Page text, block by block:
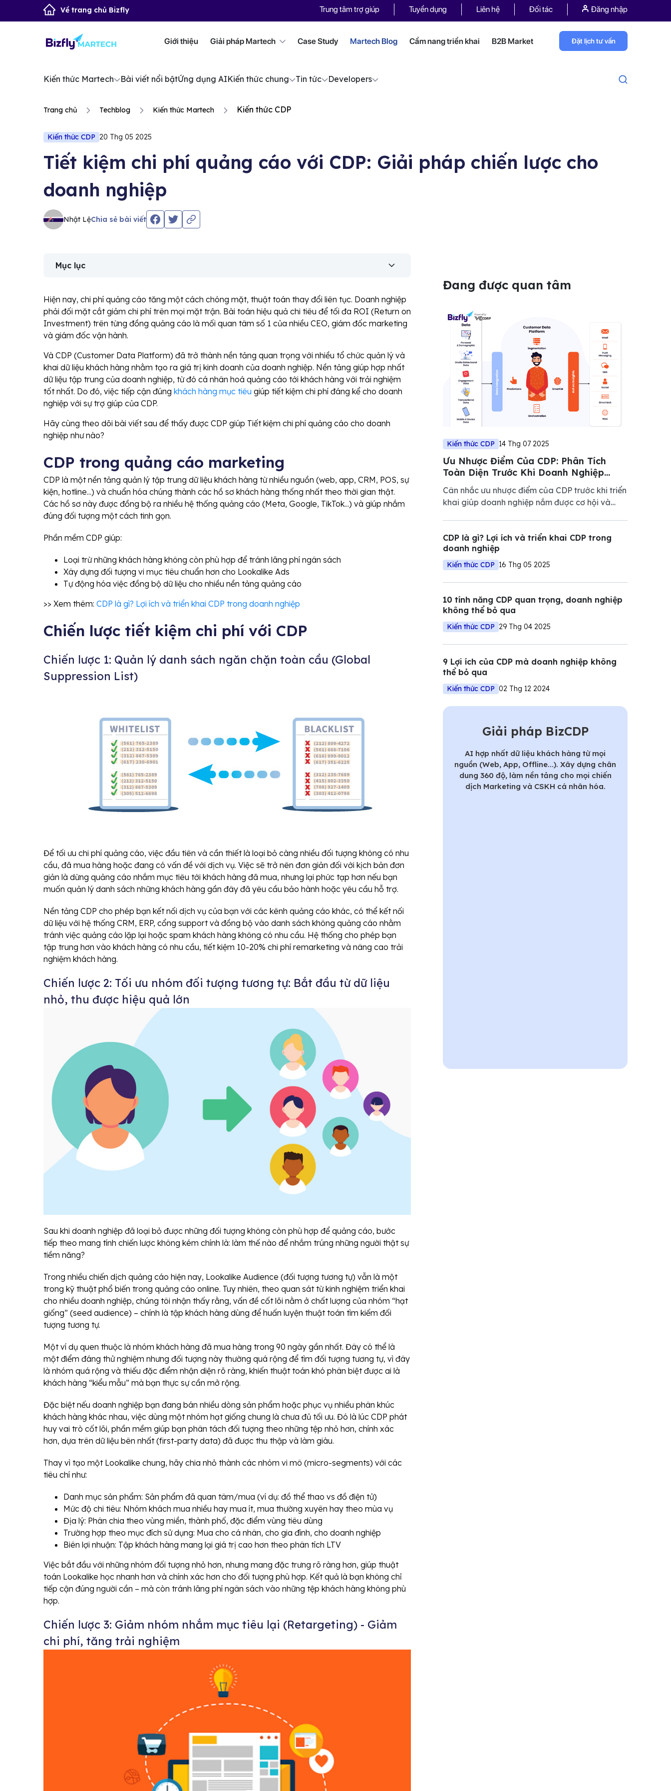
Về trang chủ Bizfly Trung tâm trợ giúp Tuyển dụng Liên hệ Đối tác Đăng nhập
Giới thiệu Giải pháp Martech Case Study Martech Blog Cẩm nang triển khai B2B Market Đặt lịch tư vấn
Kiến thức Martech Bài viết nổi bậtỨng dụng AIKiến thức chung Tin tức Developers
Trang chủ Techblog Kiến thức Martech Kiến thức CDP
Kiến thức CDP 20 Thg 05 2025
Tiết kiệm chi phí quảng cáo với CDP: Giải pháp chiến lược cho
doanh nghiệp
Nhật LệChia sẻ bài viết
Mục lục
Hiện nay, chi phí quảng cáo tăng một cách chóng mặt, thuật toán thay đổi liên tục. Doanh nghiệp
phải đối mặt cắt giảm chi phí trên mọi mặt trận. Bài toán hiệu quả chi tiêu để tối đa ROI (Return on
Investment) trên từng đồng quảng cáo là mối quan tâm số 1 của nhiều CEO, giám đốc marketing
và giám đốc vận hành.
Và CDP (Customer Data Platform) đã trở thành nền tảng quan trọng với nhiều tổ chức quản lý và
khai dữ liệu khách hàng nhằm tạo ra giá trị kinh doanh của doanh nghiệp. Nền tảng giúp hợp nhất
dữ liệu tập trung của doanh nghiệp, từ đó cá nhân hoá quảng cáo tới khách hàng với trải nghiệm
tốt nhất. Do đó, việc tiếp cận đúng khách hàng mục tiêu giúp tiết kiệm chi phí đáng kể cho doanh
nghiệp với sự trợ giúp của CDP.
Hãy cùng theo dõi bài viết sau để thấy được CDP giúp Tiết kiệm chi phí quảng cáo cho doanh
nghiệp như nào?
CDP trong quảng cáo marketing
CDP là một nền tảng quản lý tập trung dữ liệu khách hàng từ nhiều nguồn (web, app, CRM, POS, sự
kiện, hotline...) và chuẩn hóa chúng thành các hồ sơ khách hàng thống nhất theo thời gian thật.
Các hồ sơ này được đồng bộ ra nhiều hệ thống quảng cáo (Meta, Google, TikTok...) và giúp nhắm
đúng đối tượng một cách tinh gọn.
Phần mềm CDP giúp:
Loại trừ những khách hàng không còn phù hợp để tránh lãng phí ngân sách
Xây dựng đối tượng vi mục tiêu chuẩn hơn cho Lookalike Ads
Tự động hóa việc đồng bộ dữ liệu cho nhiều nền tảng quảng cáo
>> Xem thêm: CDP là gì? Lợi ích và triển khai CDP trong doanh nghiệp
Chiến lược tiết kiệm chi phí với CDP
Chiến lược 1: Quản lý danh sách ngăn chặn toàn cầu (Global
Suppression List)
Để tối ưu chi phí quảng cáo, việc đầu tiên và cần thiết là loại bỏ càng nhiều đối tượng không có nhu
cầu, đã mua hàng hoặc đang có vấn đề với dịch vụ. Việc sẽ trở nên đơn giản đối với kịch bản đơn
giản là dừng quảng cáo nhắm mục tiêu tới khách hàng đã mua, nhưng lại phức tạp hơn nếu bạn
muốn quản lý danh sách những khách hàng gần đây đã yêu cầu bảo hành hoặc yêu cầu hỗ trợ.
Nền tảng CDP cho phép bạn kết nối dịch vụ của bạn với các kênh quảng cáo khác, có thể kết nối
dữ liệu với hệ thống CRM, ERP, cổng support và đồng bộ vào danh sách không quảng cáo nhằm
tránh việc quảng cáo lặp lại hoặc spam khách hàng không có nhu cầu. Hệ thống cho phép bạn
tập trung hơn vào khách hàng có nhu cầu, tiết kiệm 10-20% chi phí remarketing và nâng cao trải
nghiệm khách hàng.
Chiến lược 2: Tối ưu nhóm đối tượng tương tự: Bắt đầu từ dữ liệu
nhỏ, thu được hiệu quả lớn
Sau khi doanh nghiệp đã loại bỏ được những đối tượng không còn phù hợp để quảng cáo, bước
tiếp theo mang tính chiến lược không kém chính là: làm thế nào để nhắm trúng những người thật sự
tiềm năng?
Trong nhiều chiến dịch quảng cáo hiện nay, Lookalike Audience (đối tượng tương tự) vẫn là một
trong kỹ thuật phổ biến trong quảng cáo online. Tuy nhiên, theo quan sát từ kinh nghiệm triển khai
cho nhiều doanh nghiệp, chúng tôi nhận thấy rằng, vấn đề cốt lõi nằm ở chất lượng của nhóm “hạt
giống” (seed audience) – chính là tập khách hàng dùng để huấn luyện thuật toán tìm kiếm đối
tượng tương tự.
Một ví dụ quen thuộc là nhóm khách hàng đã mua hàng trong 90 ngày gần nhất. Đây có thể là
một điểm đáng thử nghiệm nhưng đối tượng này thường quá rộng để tìm đối tượng tương tự, vì đây
là nhóm quá rộng và thiếu đặc điểm nhận diện rõ ràng, khiến thuật toán khó phân biệt được ai là
khách hàng “kiểu mẫu” mà bạn thực sự cần mở rộng.
Đặc biệt nếu doanh nghiệp bạn đang bán nhiều dòng sản phẩm hoặc phục vụ nhiều phân khúc
khách hàng khác nhau, việc dùng một nhóm hạt giống chung là chưa đủ tối ưu. Đó là lúc CDP phát
huy vai trò cốt lõi, phần mềm giúp bạn phân tách đối tượng theo những tệp nhỏ hơn, chính xác
hơn, dựa trên dữ liệu bên nhất (first-party data) đã được thu thập và làm giàu.
Thay vì tạo một Lookalike chung, hãy chia nhỏ thành các nhóm vi mô (micro-segments) với các
tiêu chí như:
Danh mục sản phẩm: Sản phẩm đã quan tâm/mua (ví dụ: đồ thể thao vs đồ điện tử)
Mức độ chi tiêu: Nhóm khách mua nhiều hay mua ít, mua thường xuyên hay theo mùa vụ
Địa lý: Phân chia theo vùng miền, thành phố, đặc điểm vùng tiêu dùng
Trường hợp theo mục đích sử dụng: Mua cho cá nhân, cho gia đình, cho doanh nghiệp
Biên lợi nhuận: Tập khách hàng mang lại giá trị cao hơn theo phân tích LTV
Việc bắt đầu với những nhóm đối tượng nhỏ hơn, nhưng mang đặc trưng rõ ràng hơn, giúp thuật
toán Lookalike học nhanh hơn và chính xác hơn cho đối tượng phù hợp. Kết quả là bạn không chỉ
tiếp cận đúng người cần – mà còn tránh lãng phí ngân sách vào những tệp khách hàng không phù
hợp.
Chiến lược 3: Giảm nhóm nhắm mục tiêu lại (Retargeting) - Giảm
chi phí, tăng trải nghiệm
Đang được quan tâm
Kiến thức CDP 14 Thg 07 2025
Ưu Nhược Điểm Của CDP: Phân Tích
Toàn Diện Trước Khi Doanh Nghiệp
triển khai
Cân nhắc ưu nhược điểm của CDP trước khi triển
khai giúp doanh nghiệp nắm được cơ hội và
CDP là gì? Lợi ích và triển khai CDP trong
doanh nghiệp
Kiến thức CDP 16 Thg 05 2025
10 tính năng CDP quan trọng, doanh nghiệp
không thể bỏ qua
Kiến thức CDP 29 Thg 04 2025
9 Lợi ích của CDP mà doanh nghiệp không
thể bỏ qua
Kiến thức CDP 02 Thg 12 2024
Giải pháp BizCDP
AI hợp nhất dữ liệu khách hàng từ mọi
nguồn (Web, App, Offline...). Xây dựng chân
dung 360 độ, làm nền tảng cho mọi chiến
dịch Marketing và CSKH cá nhân hóa.